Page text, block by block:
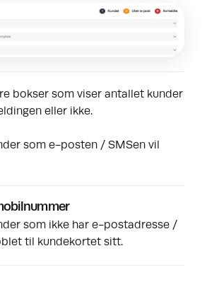
bokser som viser antallet kunder
eller ikke.
som e-posten / SMSen vil
som ikke har e-postadresse /
til kundekortet sitt.